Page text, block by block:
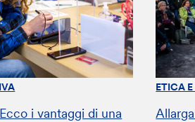
i vantaggi di una
ETICA